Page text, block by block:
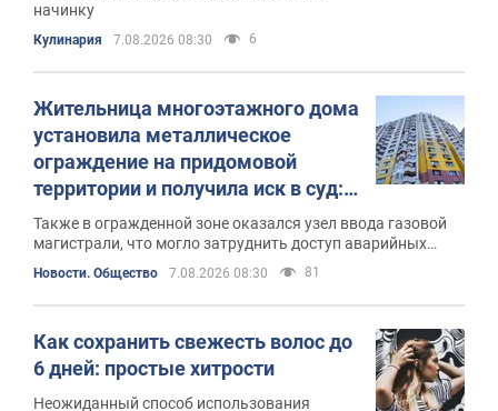
начинку
Кулинария 7.08.2026 08:30 6
Жительница многоэтажного дома
установила металлическое
ограждение на придомовой
территории и получила иск в суд:
чем все закончилось
Также в огражденной зоне оказался узел ввода газовой
магистрали, что могло затруднить доступ аварийных
Новости. Общество 7.08.2026 08:30 81
Как сохранить свежесть волос до
6 дней: простые хитрости
Неожиданный способ использования